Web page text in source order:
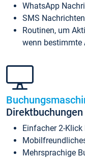
WhatsApp
SMS Nachrichten
Routinen, um
wenn bestimmte
Direktbuchungen
Einfacher 2-
Mehrsprachige